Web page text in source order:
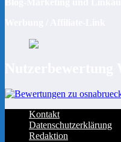
Kontakt
Datenschutzerklärung
Redaktion